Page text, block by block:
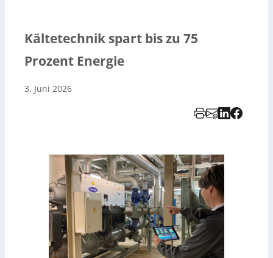
Kältetechnik spart bis zu 75
Prozent Energie
3. Juni 2026